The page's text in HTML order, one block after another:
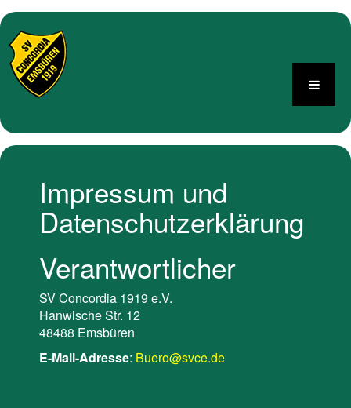
Impressum und
Datenschutzerklärung
Verantwortlicher
SV Concordia 1919 e.V.
Hanwische Str. 12
48488 Emsbüren
E-Mail-Adresse: Buero@svce.de